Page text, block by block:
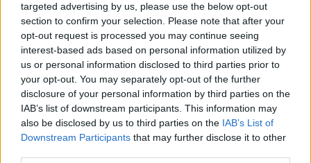
targeted advertising by us, please use the below opt-out
section to confirm your selection. Please note that after your
opt-out request is processed you may continue seeing
interest-based ads based on personal information utilized by
us or personal information disclosed to third parties prior to
your opt-out. You may separately opt-out of the further
disclosure of your personal information by third parties on the
IAB’s list of downstream participants. This information may
also be disclosed by us to third parties on the IAB’s List of
Downstream Participants that may further disclose it to other
Αναζήτηση
για...